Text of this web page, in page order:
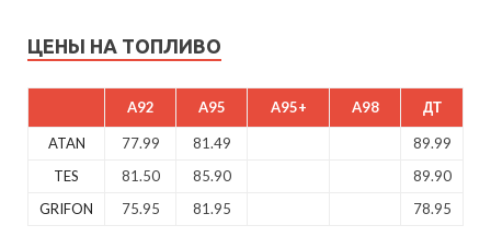
ЦЕНЫ НА ТОПЛИВО
A92 A95 A95+ A98 ДТ
ATAN 77.99 81.49
89.99
TES
81.50 85.90
89.90
GRIFON
75.95 81.95 78.95